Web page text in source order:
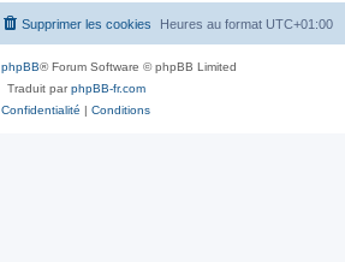
Heures au format UTC+01:00
Supprimer les cookies
phpBB® Forum Software © phpBB Limited
Traduit parphpBB-fr.com
Confidentialité | Conditions